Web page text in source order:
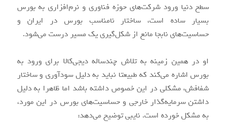
سطح دنیا ورود شرکت‌های حوزه فناوری و نرم‌افزاری به بورس
بسیار ساده است، ساختار نامناسب بورس در ایران و
حساسیت‌های نابجا مانع از شکل‌گیری یک مسیر درست می‌شود.
او در همین زمینه به تلاش چندساله دیجی‌کالا برای ورود به
بورس اشاره می‌کند که طبیعتا نباید به دلیل سودآوری و ساختار
شفافش، مشکلی در این خصوص داشته باشد اما ظاهرا به دلیل
داشتن سرمایه‌گذار خارجی و حساسیت‌های بورس در این مورد،
به مشکل خورده است. نایبی توضیح می‌دهد: